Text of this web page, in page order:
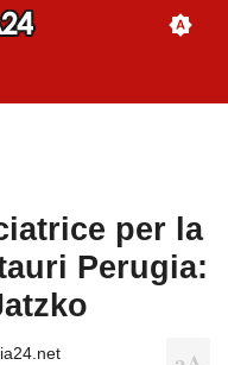
per la
Perugia: